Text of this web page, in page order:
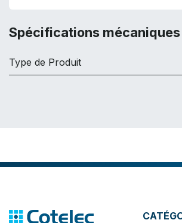
Spécifications mécaniques
Type de Produit